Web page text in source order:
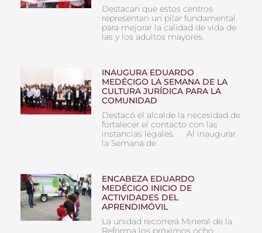
Destacan que estos centros
representan un pilar fundamental
para mejorar la calidad de vida de
las y los adultos mayores.
INAUGURA EDUARDO
MEDÉCIGO LA SEMANA DE LA
CULTURA JURÍDICA PARA LA
COMUNIDAD
Destacó el alcalde la necesidad de
fortalecer el contacto con las
instancias legales. Al inaugurar
la Semana de
ENCABEZA EDUARDO
MEDÉCIGO INICIO DE
ACTIVIDADES DEL
APRENDIMÓVIL
La unidad recorrerá Mineral de la
Reforma los próximos ocho